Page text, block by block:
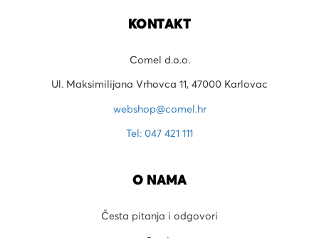
KONTAKT
Comel d.o.o.
Ul. Maksimilijana Vrhovca 11, 47000 Karlovac
webshop@comel.hr
Tel: 047 421 111
O NAMA
Česta pitanja i odgovori